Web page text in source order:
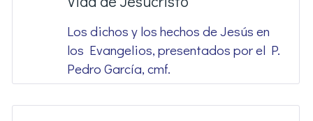
Los dichos y los hechos de Jesús en
los Evangelios, presentados por el P.
Pedro García, cmf.